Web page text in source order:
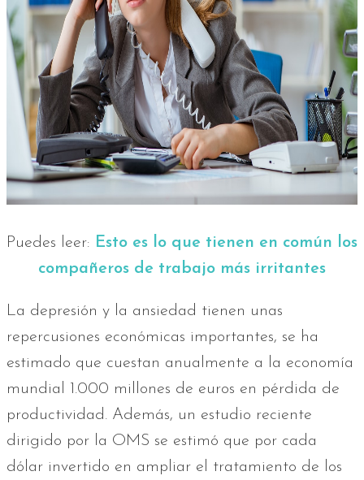
Puedes leer: Esto es lo que tienen en común los
compañeros de trabajo más irritantes
La depresión y la ansiedad tienen unas
repercusiones económicas importantes, se ha
estimado que cuestan anualmente a la economía
mundial 1.000 millones de euros en pérdida de
productividad. Además, un estudio reciente
dirigido por la OMS se estimó que por cada
dólar invertido en ampliar el tratamiento de los